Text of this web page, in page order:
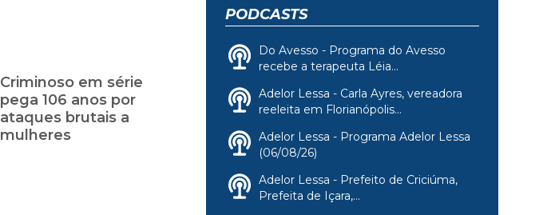
Criminoso em série
pega 106 anos por
ataques brutais a
mulheres
PODCASTS
Do Avesso - Programa do Avesso
recebe a terapeuta Léia...
Adelor Lessa - Carla Ayres, vereadora
reeleita em Florianópolis...
Adelor Lessa - Programa Adelor Lessa
(06/08/26)
Adelor Lessa - Prefeito de Criciúma,
Prefeita de Içara,...